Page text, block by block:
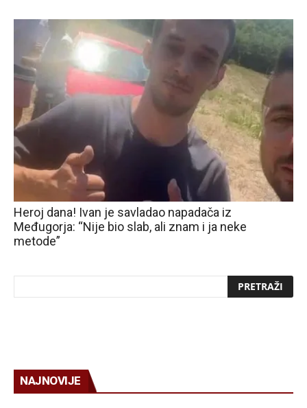
Heroj dana! Ivan je savladao napadača iz
Međugorja: “Nije bio slab, ali znam i ja neke
metode”
NAJNOVIJE